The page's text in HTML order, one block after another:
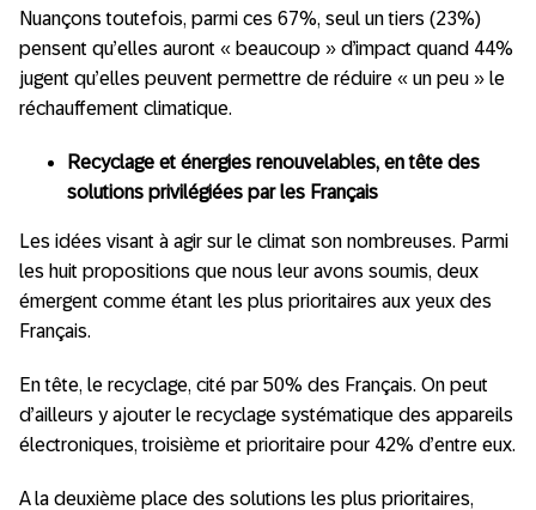
Nuançons toutefois, parmi ces 67%, seul un tiers (23%)
pensent qu’elles auront « beaucoup » d’impact quand 44%
jugent qu’elles peuvent permettre de réduire « un peu » le
réchauffement climatique.
Recyclage et énergies renouvelables, en tête des
solutions privilégiées par les Français
Les idées visant à agir sur le climat son nombreuses. Parmi
les huit propositions que nous leur avons soumis, deux
émergent comme étant les plus prioritaires aux yeux des
Français.
En tête, le recyclage, cité par 50% des Français. On peut
d’ailleurs y ajouter le recyclage systématique des appareils
électroniques, troisième et prioritaire pour 42% d’entre eux.
A la deuxième place des solutions les plus prioritaires,